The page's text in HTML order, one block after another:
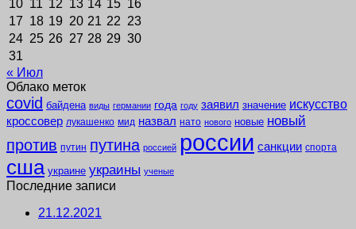
10 11 12 13 14 15 16
17 18 19 20 21 22 23
24 25 26 27 28 29 30
31
« Июл
Облако меток
covid байдена виды германии года году заявил значение искусство
кроссовер лукашенко мид назвал нато нового новые новый
против путин путина россией россии санкции спорта
сша украине украины ученые
Последние записи
21.12.2021